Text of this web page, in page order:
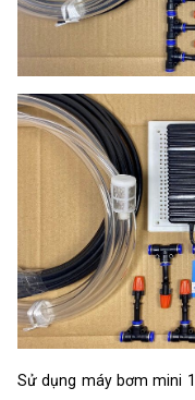
Sử dụng máy bơm mini